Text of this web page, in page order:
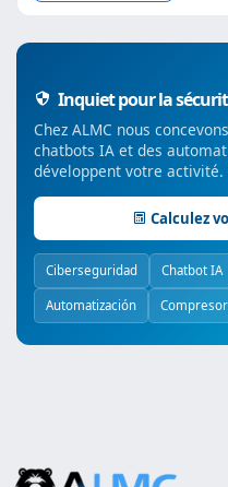
Inquiet pour la
Chez ALMC nous
chatbots IA et des
développent votre
Calculez
Ciberseguridad Chatbot IA
Automatización